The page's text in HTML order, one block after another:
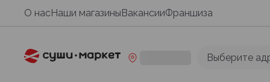
О насНаши магазиныВакансииФраншиза
Выберите